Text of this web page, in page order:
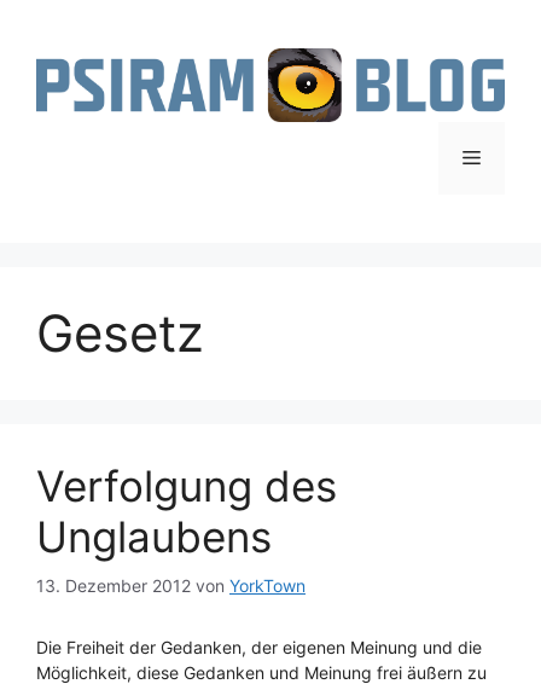
springen
Menü
Gesetz
Verfolgung des
Unglaubens
13. Dezember 2012 von YorkTown
Die Freiheit der Gedanken, der eigenen Meinung und die
Möglichkeit, diese Gedanken und Meinung frei äußern zu